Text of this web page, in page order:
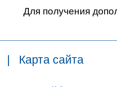
Для получения
| Карта сайта